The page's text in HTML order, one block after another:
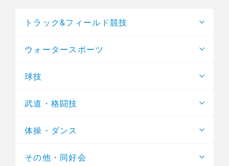
トラック&フィールド競技
ウォータースポーツ
球技
武道・格闘技
体操・ダンス
その他・同好会